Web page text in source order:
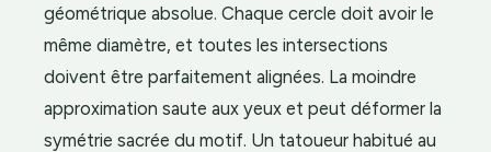
géométrique absolue. Chaque cercle doit avoir le
même diamètre, et toutes les intersections
doivent être parfaitement alignées. La moindre
approximation saute aux yeux et peut déformer la
symétrie sacrée du motif. Un tatoueur habitué au